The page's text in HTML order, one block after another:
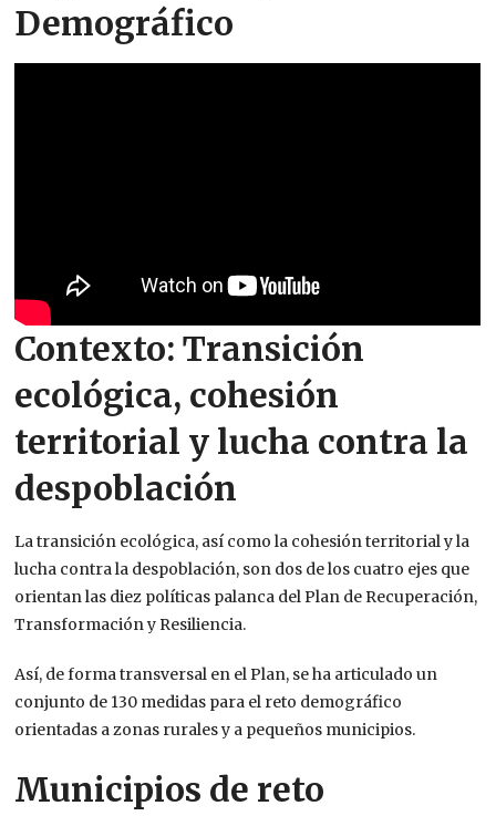
Demográfico
Contexto: Transición
ecológica, cohesión
territorial y lucha contra la
despoblación
La transición ecológica, así como la cohesión territorial y la
lucha contra la despoblación, son dos de los cuatro ejes que
orientan las diez políticas palanca del Plan de Recuperación,
Transformación y Resiliencia.
Así, de forma transversal en el Plan, se ha articulado un
conjunto de 130 medidas para el reto demográfico
orientadas a zonas rurales y a pequeños municipios.
Municipios de reto